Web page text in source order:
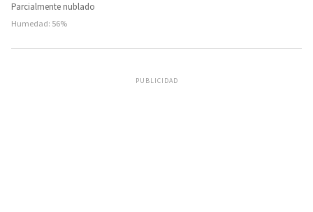
Parcialmente nublado
Humedad: 56%
PUBLICIDAD